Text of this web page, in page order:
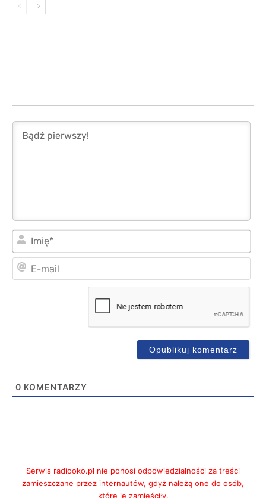
0 KOMENTARZY
Serwis radiooko.pl nie ponosi odpowiedzialności za treści
zamieszczane przez internautów, gdyż należą one do osób,
które je zamieściły.